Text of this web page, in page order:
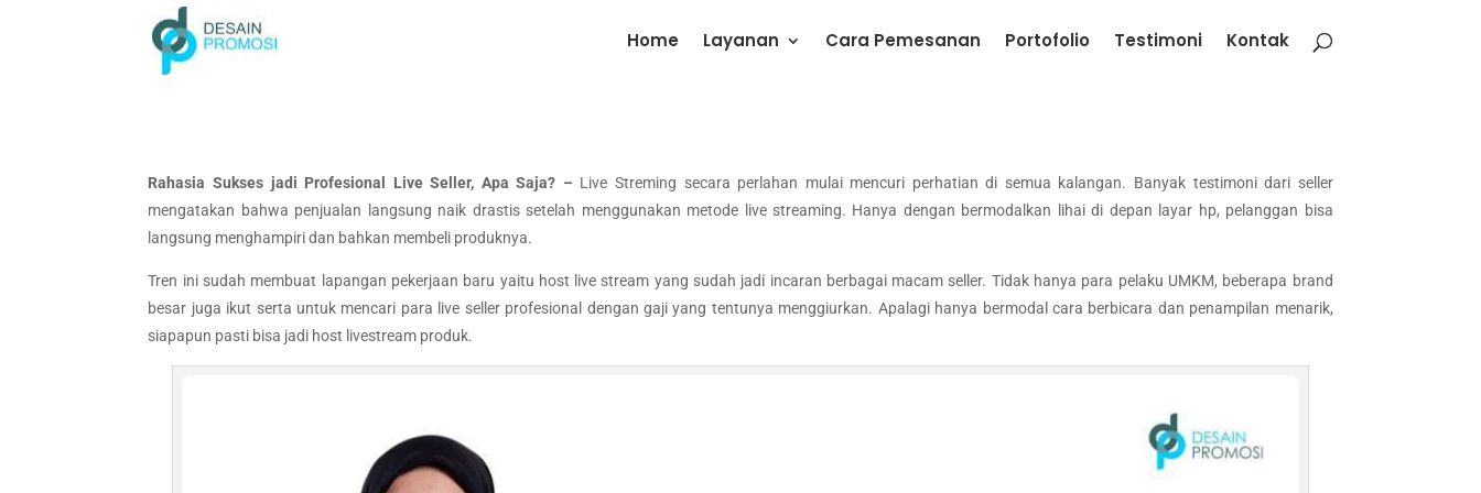
Home Layanan Cara Pemesanan Portofolio Testimoni Kontak
Rahasia Sukses jadi Profesional Live Seller, Apa Saja? – Live Streming secara perlahan mulai mencuri perhatian di semua kalangan. Banyak testimoni dari seller
mengatakan bahwa penjualan langsung naik drastis setelah menggunakan metode live streaming. Hanya dengan bermodalkan lihai di depan layar hp, pelanggan bisa
langsung menghampiri dan bahkan membeli produknya.
Tren ini sudah membuat lapangan pekerjaan baru yaitu host live stream yang sudah jadi incaran berbagai macam seller. Tidak hanya para pelaku UMKM, beberapa brand
besar juga ikut serta untuk mencari para live seller profesional dengan gaji yang tentunya menggiurkan. Apalagi hanya bermodal cara berbicara dan penampilan menarik,
siapapun pasti bisa jadi host livestream produk.